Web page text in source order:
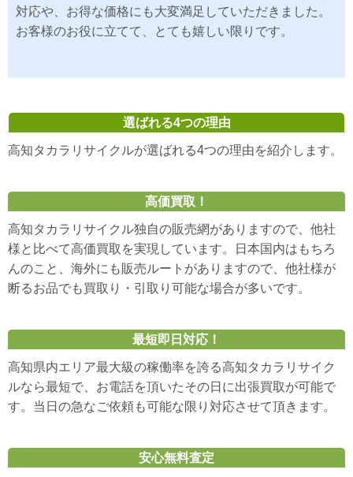
対応や、お得な価格にも大変満足していただきました。
お客様のお役に立てて、とても嬉しい限りです。
選ばれる4つの理由
高知タカラリサイクルが選ばれる4つの理由を紹介します。
高価買取！
高知タカラリサイクル独自の販売網がありますので、他社
様と比べて高価買取を実現しています。日本国内はもちろ
んのこと、海外にも販売ルートがありますので、他社様が
断るお品でも買取り・引取り可能な場合が多いです。
最短即日対応！
高知県内エリア最大級の稼働率を誇る高知タカラリサイク
ルなら最短で、お電話を頂いたその日に出張買取が可能で
す。当日の急なご依頼も可能な限り対応させて頂きます。
安心無料査定